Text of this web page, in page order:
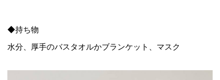
◆持ち物
水分、厚手のバスタオルかブランケット、マスク